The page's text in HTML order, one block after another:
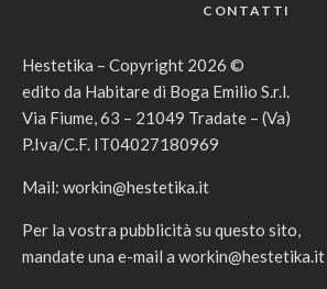
CONTATTI
Hestetika – Copyright 2026 ©
edito da Habitare di Boga Emilio S.r.l.
Via Fiume, 63 – 21049 Tradate – (Va)
P.Iva/C.F. IT04027180969
Mail: workin@hestetika.it
Per la vostra pubblicità su questo sito,
mandate una e-mail a workin@hestetika.it